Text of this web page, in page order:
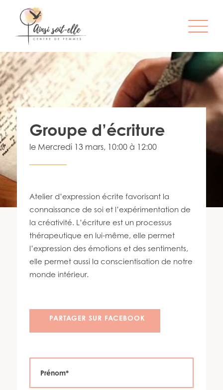
L’ORGANISME
SERVICES
ATELIERS & ACTIVITÉS
ÊTRE MEMBRE
S’IMPLIQUER
450 447-3576
Groupe d’écriture
le Mercredi 13 mars, 10:00 à 12:00
Atelier d’expression écrite favorisant la
connaissance de soi et l’expérimentation de
la créativité. L’écriture est un processus
thérapeutique en lui-même, elle permet
l’expression des émotions et des sentiments,
elle permet aussi la conscientisation de notre
monde intérieur.
PARTAGER SUR FACEBOOK